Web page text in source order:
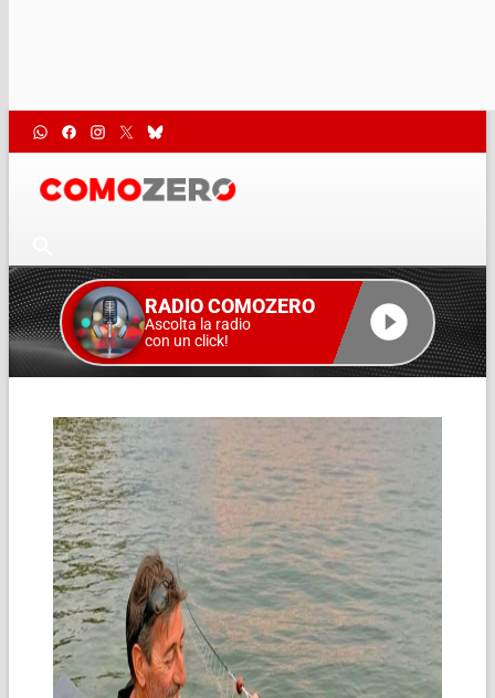
RADIO COMOZERO
Ascolta la radio
con un click!